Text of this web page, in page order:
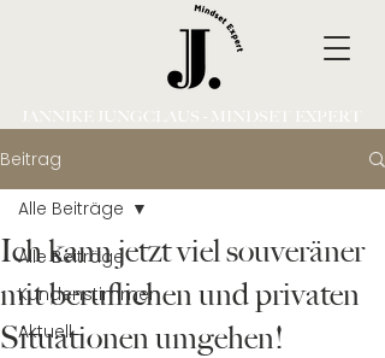
JANNIKE JUNGCLAUS - MINDSET EXPERT
Beitrag
Alle Beiträge
Kundenstimmen
Aktuell
Alle Beiträge
Ich kann jetzt viel souveräner
mit beruflichen und privaten
Situationen umgehen!